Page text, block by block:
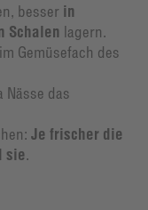
besser in
Schalen lagern.
Gemüsefach des
Nässe das
Je frischer die
sie.